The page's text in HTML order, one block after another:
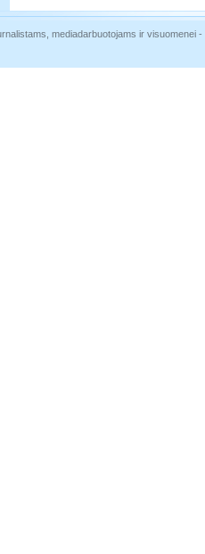
mediadarbuotojams ir visuomenei